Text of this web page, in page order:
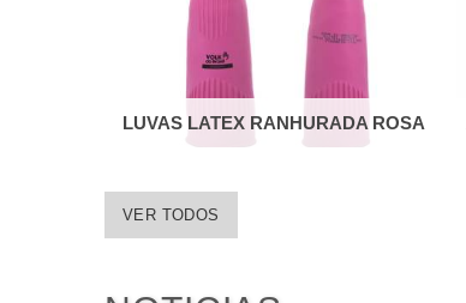
LUVAS LATEX RANHURADA ROSA
VER TODOS